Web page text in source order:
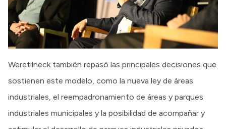
Weretilneck también repasó las principales decisiones que
sostienen este modelo, como la nueva ley de áreas
industriales, el reempadronamiento de áreas y parques
industriales municipales y la posibilidad de acompañar y